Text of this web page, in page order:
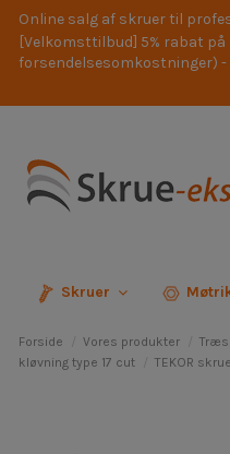
Online salg af skruer til
[Velkomsttilbud] 5% rabat
forsendelsesomkostninger) -
Skruer
Forside Vores produkter
kløvning type 17 cut
TEKOR